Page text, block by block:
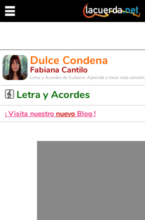
Dulce Condena
Fabiana Cantilo
Letra y Acordes de Guitarra. Aprende a tocar esta canción
Letra y Acordes
¡ Visita nuestro nuevo Blog !